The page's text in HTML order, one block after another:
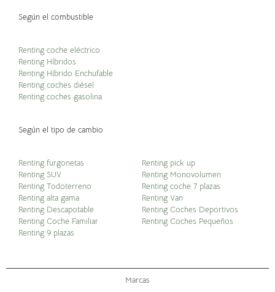
Según el combustible
Renting coche eléctrico
Renting Híbridos
Renting Híbrido Enchufable
Renting coches diésel
Renting coches gasolina
Según el tipo de cambio
Renting furgonetas
Renting SUV
Renting Todoterreno
Renting alta gama
Renting Descapotable
Renting Coche Familiar
Renting 9 plazas
Renting pick up
Renting Monovolumen
Renting coche 7 plazas
Renting Van
Renting Coches Deportivos
Renting Coches Pequeños
Marcas